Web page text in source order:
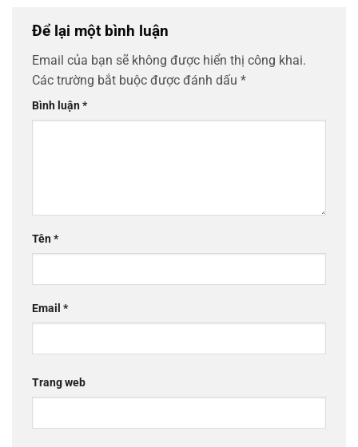
Để lại một bình luận
Email của bạn sẽ không được hiển thị công khai.
Các trường bắt buộc được đánh dấu *
Bình luận*
Tên*
Email *
Trang web